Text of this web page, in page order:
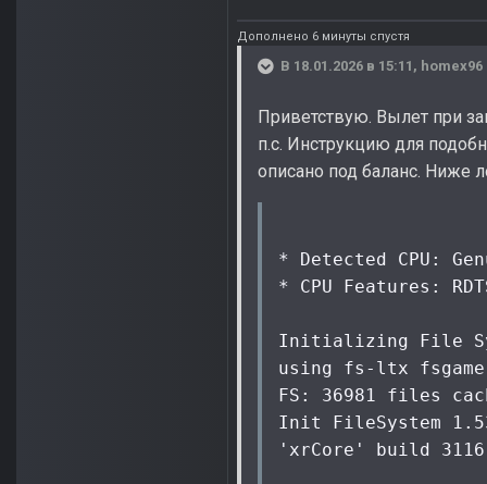
Дополнено 6 минуты спустя
В 18.01.2026 в 15:11, homex96
Приветствую. Вылет при
п.с. Инструкцию для
описано под баланс. Ниже
* Detected CPU:
* CPU Features:
Initializing File
using fs-ltx
FS: 36981 files
Init FileSystem
'xrCore' build